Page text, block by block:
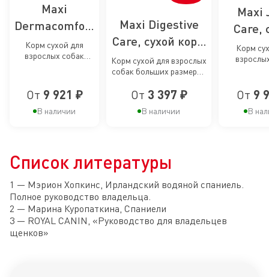
Maxi
Dermacomfort
Care, сухой
корм для
раздражений
и зуда кожи у
пород
Корм сухой для
взрослых собак
зуде кожи
От 9 921 ₽
В наличии
Maxi Digestive
Care, сухой корм
для собак
крупных пород с
чувствительным
пищеварением
Корм сухой для взрослых
собак больших размеров
пищеварением
От 3 397 ₽
В наличии
Maxi
Care,
Корм
От 9
В
Список литературы
1 — Мэрион Хопкинс, Ирландский водяной спаниель.
Полное руководство владельца.
2 — Марина Куропаткина, Спаниели
3 — ROYAL CANIN, «Руководство для владельцев
щенков»